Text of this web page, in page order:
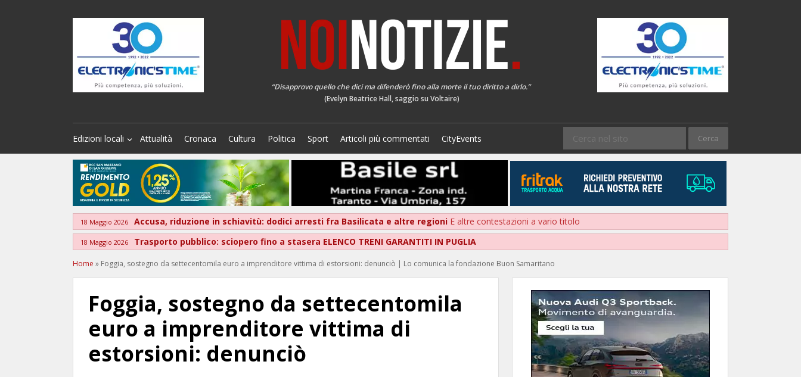
“Disapprovo quello che dici ma difenderò fino alla morte il tuo diritto a dirlo.”
(Evelyn Beatrice Hall, saggio su Voltaire)
Edizioni locali Attualità Cronaca Cultura Politica Sport Articoli più commentati CityEvents
18 Maggio 2026 Accusa, riduzione in schiavitù: dodici arresti fra Basilicata e altre regioni E altre contestazioni a vario titolo
18 Maggio 2026 Trasporto pubblico: sciopero fino a stasera ELENCO TRENI GARANTITI IN PUGLIA
Home » Foggia, sostegno da settecentomila euro a imprenditore vittima di estorsioni: denunciò | Lo comunica la fondazione Buon Samaritano
Foggia, sostegno da settecentomila
euro a imprenditore vittima di
estorsioni: denunciò